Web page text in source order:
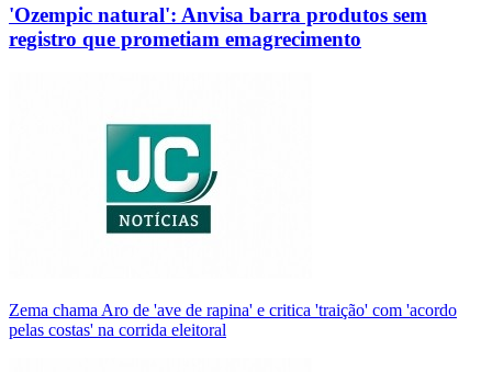
'Ozempic natural': Anvisa barra produtos sem
registro que prometiam emagrecimento
Zema chama Aro de 'ave de rapina' e critica 'traição' com 'acordo
pelas costas' na corrida eleitoral